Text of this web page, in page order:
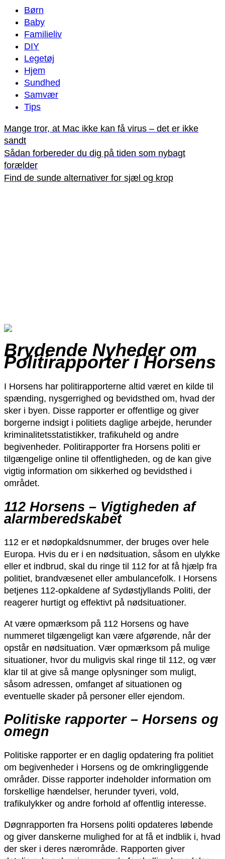
Børn
Baby
Familieliv
DIY
Legetøj
Hjem
Sundhed
Samvær
Tips
Mange tror, at Mac ikke kan få virus – det er ikke
sandt
Sådan forbereder du dig på tiden som nybagt
forælder
Find de sunde alternativer for sjæl og krop
Brydende Nyheder om
Politirapporter i Horsens
I Horsens har politirapporterne altid været en kilde til
spænding, nysgerrighed og bevidsthed om, hvad der
sker i byen. Disse rapporter er offentlige og giver
borgerne indsigt i politiets daglige arbejde, herunder
kriminalitetsstatistikker, trafikuheld og andre
begivenheder. Politirapporter fra Horsens politi er
tilgængelige online til offentligheden, og de kan give
vigtig information om sikkerhed og bevidsthed i
området.
112 Horsens – Vigtigheden af
alarmberedskabet
112 er et nødopkaldsnummer, der bruges over hele
Europa. Hvis du er i en nødsituation, såsom en ulykke
eller et indbrud, skal du ringe til 112 for at få hjælp fra
politiet, brandvæsenet eller ambulancefolk. I Horsens
betjenes 112-opkaldene af Sydøstjyllands Politi, der
reagerer hurtigt og effektivt på nødsituationer.
At være opmærksom på 112 Horsens og have
nummeret tilgængeligt kan være afgørende, når der
opstår en nødsituation. Vær opmærksom på mulige
situationer, hvor du muligvis skal ringe til 112, og vær
klar til at give så mange oplysninger som muligt,
såsom adressen, omfanget af situationen og
eventuelle skader på personer eller ejendom.
Politiske rapporter – Horsens og
omegn
Politiske rapporter er en daglig opdatering fra politiet
om begivenheder i Horsens og de omkringliggende
områder. Disse rapporter indeholder information om
forskellige hændelser, herunder tyveri, vold,
trafikulykker og andre forhold af offentlig interesse.
Døgnrapporten fra Horsens politi opdateres løbende
og giver danskerne mulighed for at få et indblik i, hvad
der sker i deres nærområde. Rapporten giver